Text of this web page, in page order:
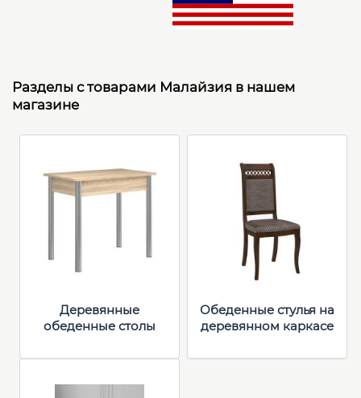
Разделы с товарами Малайзия в нашем
магазине
Деревянные
обеденные столы
Обеденные стулья на
деревянном каркасе